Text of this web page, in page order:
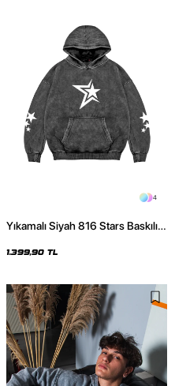
4
Yıkamalı Siyah 816 Stars Baskılı
1.399,90 TL